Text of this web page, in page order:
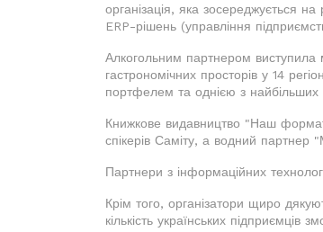
організація, яка зосереджується
ERP-рішень (управління
Алкогольним партнером виступила
гастрономічних просторів у 14
портфелем та однією з найбільших
Книжкове видавництво "Наш
спікерів Саміту, а водний партнер
Партнери з інформаційних
Крім того, організатори щиро
кількість українських підприємців